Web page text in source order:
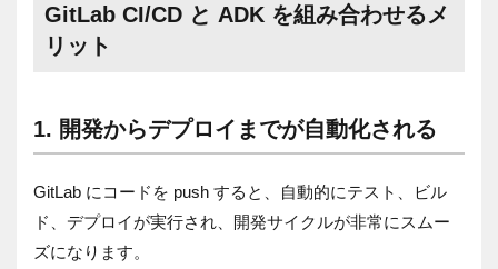
GitLab CI/CD と ADK を組み合わせるメ
リット
1. 開発からデプロイまでが自動化される
GitLab にコードを push すると、自動的にテスト、ビル
ド、デプロイが実行され、開発サイクルが非常にスムー
ズになります。